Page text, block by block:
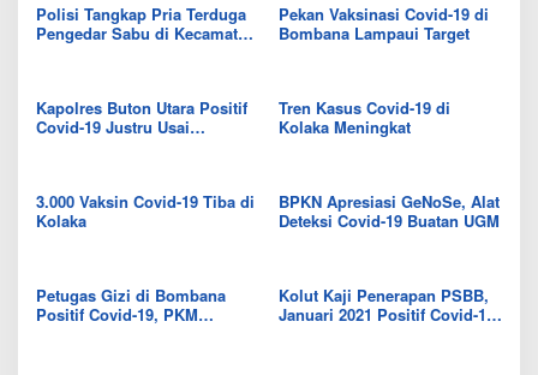
Polisi Tangkap Pria Terduga
Pengedar Sabu di Kecamatan
Pekan Vaksinasi Covid-19 di
Bombana Lampaui Target
Kapolres Buton Utara Positif
Covid-19 Justru Usai
Tren Kasus Covid-19 di
Kolaka Meningkat
3.000 Vaksin Covid-19 Tiba di
Kolaka
BPKN Apresiasi GeNoSe, Alat
Deteksi Covid-19 Buatan UGM
Petugas Gizi di Bombana
Positif Covid-19, PKM
Kolut Kaji Penerapan PSBB,
Januari 2021 Positif Covid-19